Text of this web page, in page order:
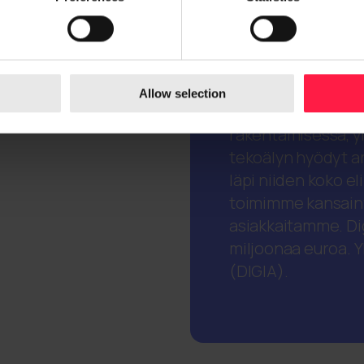
Allow selection
Digia on
kumppani.
autamme
rakentamisessa,
tekoälyn hyödyt
läpi niiden koko
toimimme
asiakkaitamme.
miljoonaa euroa.
(DIGIA).